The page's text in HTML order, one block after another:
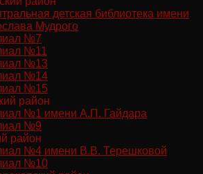
детская библиотека имени
Мудрого
№7
№11
№13
№14
№15
район
№1 имени А.П. Гайдара
№9
район
№4 имени В.В. Терешковой
№10